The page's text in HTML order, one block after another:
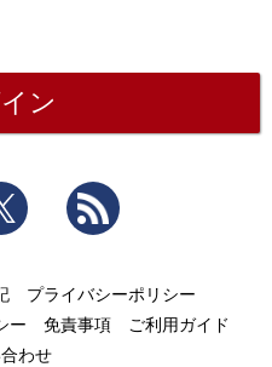
Twitter
プライバシーポリシー
ー 免責事項
ご利用ガイド
わせ